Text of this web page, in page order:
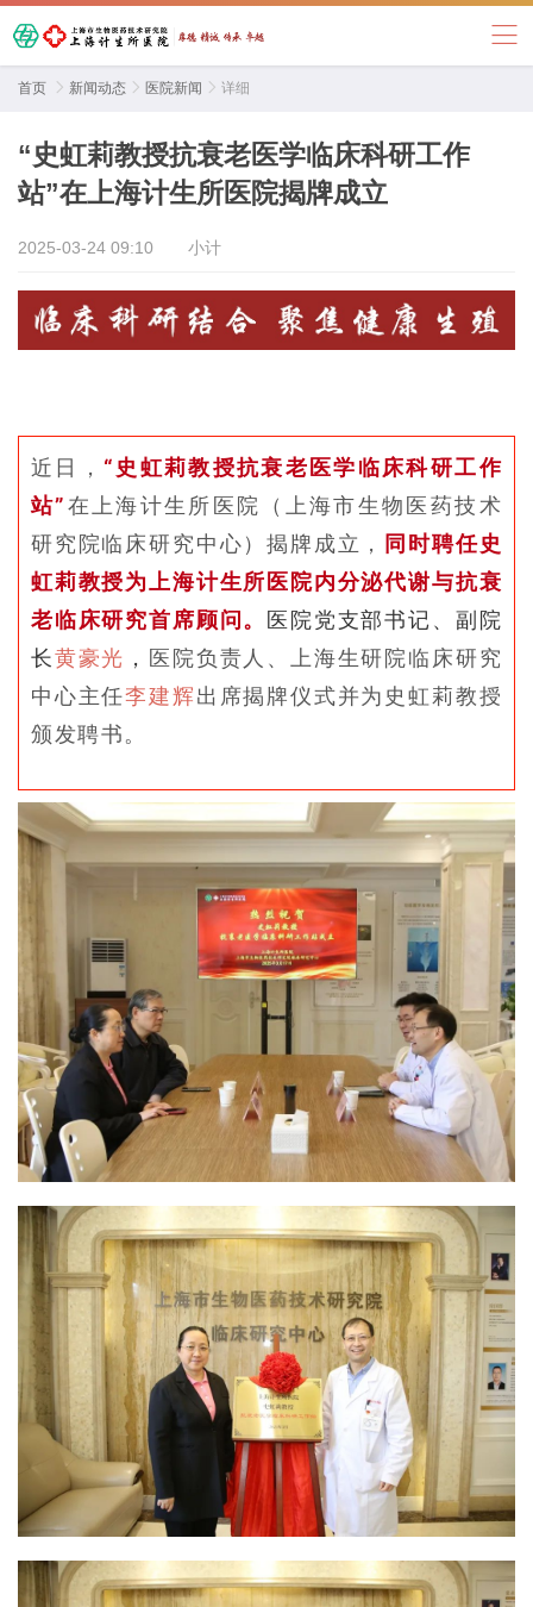
首页  新闻动态  医院新闻  详细
“史虹莉教授抗衰老医学临床科研工作
站”在上海计生所医院揭牌成立
2025-03-24 09:10 小计
近日， “史虹莉教授抗衰老医学临床科研工作
站”在上海计生所医院（上海市生物医药技术
研究院临床研究中心）揭牌成立，
同时聘任史
虹莉教授为上海计生所医院内分泌代谢与抗衰
老临床研究首席顾问。 医院党支部书记、副院
长黄豪光 ， 医院负责人、上海生研院临床研究
中心主任李建辉出席揭牌仪式并为史虹莉教授
颁发聘书。